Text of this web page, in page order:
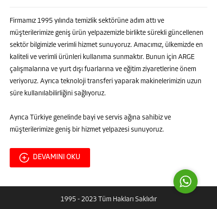
Firmamız 1995 yılında temizlik sektörüne adım attı ve
müşterilerimize geniş ürün yelpazemizle birlikte sürekli güncellenen
sektör bilgimizle verimli hizmet sunuyoruz. Amacımız, ülkemizde en
kaliteli ve verimli ürünleri kullanıma sunmaktır. Bunun için ARGE
çalışmalarına ve yurt dışı fuarlarına ve eğitim ziyaretlerine önem
veriyoruz. Ayrıca teknoloji transferi yaparak makinelerimizin uzun
süre kullanılabilirliğini sağlıyoruz.
Ayrıca Türkiye genelinde bayi ve servis ağına sahibiz ve
müşterilerimize geniş bir hizmet yelpazesi sunuyoruz.
DEVAMINI OKU
1995 - 2023 Tüm Hakları Saklıdır
Hako